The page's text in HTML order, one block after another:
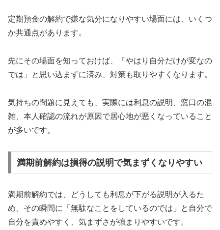
定期預金の解約で嫌な気分になりやすい場面には、いくつ
か共通点があります。
先にその場面を知っておけば、「やはり自分だけが変なの
では」と思い込まずに済み、対策も取りやすくなります。
気持ちの問題に見えても、実際には利息の説明、窓口の混
雑、本人確認の流れが原因で居心地が悪くなっていること
が多いです。
満期前解約は損得の説明で気まずくなりやすい
満期前解約では、どうしても利息が下がる説明が入るた
め、その瞬間に「無駄なことをしているのでは」と自分で
自分を責めやすく、気まずさが強まりやすいです。